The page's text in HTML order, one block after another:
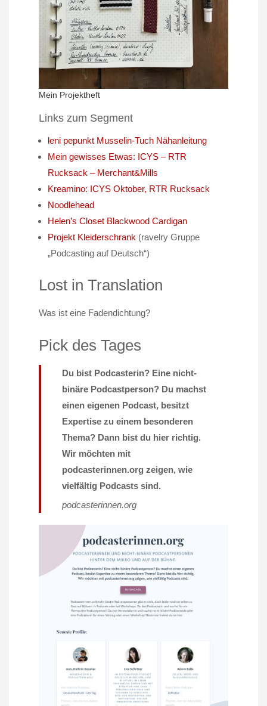
Mein Projektheft
Links zum Segment
leni pepunkt Musselin-Tuch Nähanleitung
Mein gewisses Etwas: ICYS – RTR
Rucksack – Merchant&Mills
Kreamino: ICYS Oktober, RTR Rucksack
Noodlehead
Helen’s Closet Blackwood Cardigan
Projekt Kleiderschrank (ravelry Gruppe
„Podcasting aufDeutsch“)
Lost in Translation
Was ist eine Fadendichtung?
Pick des Tages
Du bist Podcasterin? Eine nicht-
binäre Podcastperson? Du machst
einen eigenen Podcast, besitzt
Expertise zu einem besonderen
Thema? Dann bist du hier richtig.
Wir möchten mit
podcasterinnen.org zeigen, wie
vielfältig Podcasts sind.
podcasterinnen.org